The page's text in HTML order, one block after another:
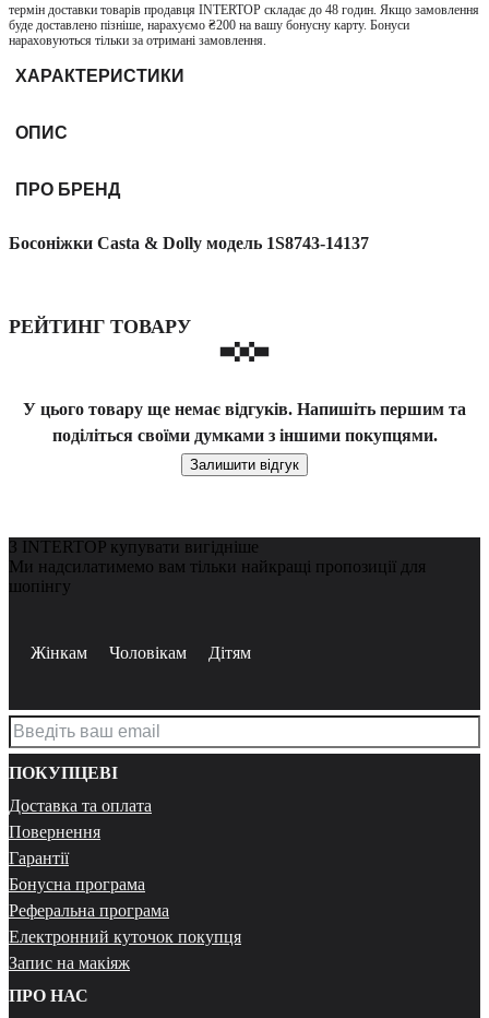
термін доставки товарів продавця INTERTOP складає до 48 годин. Якщо замовлення
буде доставлено пізніше, нарахуємо ₴200 на вашу бонусну карту. Бонуси
нараховуються тільки за отримані замовлення.
ХАРАКТЕРИСТИКИ
ОПИС
ПРО БРЕНД
Босоніжки Casta & Dolly модель 1S8743-14137
РЕЙТИНГ ТОВАРУ
У цього товару ще немає відгуків. Напишіть першим та
поділіться своїми думками з іншими покупцями.
Залишити відгук
З INTERTOP купувати вигідніше
Ми надсилатимемо вам тільки найкращі пропозиції для
шопінгу
Жінкам Чоловікам Дітям
ПОКУПЦЕВІ
Доставка та оплата
Повернення
Гарантії
Бонусна програма
Реферальна програма
Електронний куточок покупця
Запис на макіяж
ПРО НАС